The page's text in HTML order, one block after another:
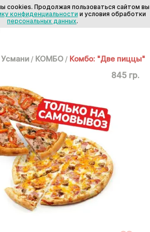
/ КОМБО / Комбо: "Две пиццы"
845 гр.
cookies. Продолжая пользоваться сайтом вы
конфиденциальности и условия обработки
персональных данных.